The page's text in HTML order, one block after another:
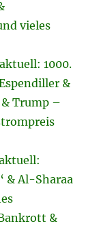
vieles
1000.
&
Trump –
& Al-Sharaa
&